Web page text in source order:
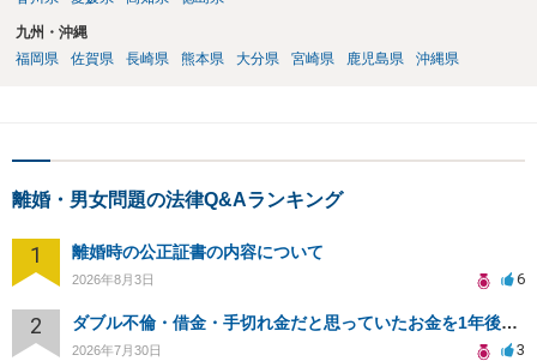
九州・沖縄
福岡県
佐賀県 長崎県 熊本県 大分県 宮崎県 鹿児島県 沖縄県
離婚・男女問題の法律Q&Aランキング
1 離婚時の公正証書の内容について
2026年8月3日 6
2 ダブル不倫・借金・手切れ金だと思っていたお金を1年後いまさら脅迫罪として通知書が来てまとめて請求
2026年7月30日 3